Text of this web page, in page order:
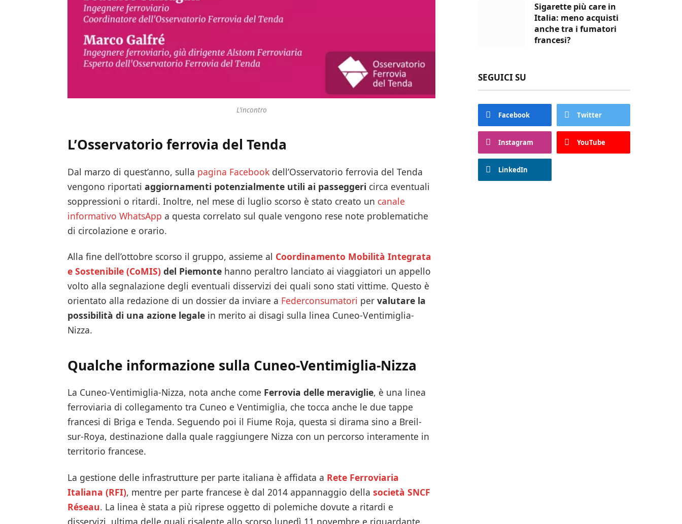
L’incontro
L’Osservatorio ferrovia del Tenda
Dal marzo di quest’anno, sulla pagina Facebookdell’Osservatorio ferrovia del Tenda
vengono riportati aggiornamenti potenzialmente utili ai passeggeri circa eventuali
soppressioni o ritardi. Inoltre, nel mese di luglio scorso è stato creato un canale
informativo WhatsApp a questa correlato sul quale vengono rese note problematiche
di circolazione e orario.
Alla fine dell’ottobre scorso il gruppo, assieme al Coordinamento Mobilità Integrata
e Sostenibile (CoMIS)del Piemontehanno peraltro lanciato ai viaggiatori un appello
volto alla segnalazione degli eventuali disservizi dei quali sono stati vittime. Questo è
orientato alla redazione di un dossier da inviare a Federconsumatori per valutare la
possibilità di una azione legalein merito ai disagi sulla linea Cuneo-Ventimiglia-
Nizza.
Qualche informazione sulla Cuneo-Ventimiglia-Nizza
La Cuneo-Ventimiglia-Nizza, nota anche come Ferrovia delle meraviglie, è una linea
ferroviaria di collegamento tra Cuneo e Ventimiglia, che tocca anche le due tappe
francesi di Briga e Tenda. Seguendo poi il Fiume Roja, questa si dirama sino a Breil-
sur-Roya, destinazione dalla quale raggiungere Nizza con un percorso interamente in
territorio francese.
La gestione delle infrastrutture per parte italiana è affidata a Rete Ferroviaria
Italiana (RFI), mentre per parte francese è dal 2014 appannaggio della società SNCF
Réseau. La linea è stata a più riprese oggetto di polemiche dovute a ritardi e
Sigarette più care in
Italia: meno acquisti
anche tra i fumatori
francesi?
SEGUICI SU
Facebook Twitter
Instagram YouTube
LinkedIn